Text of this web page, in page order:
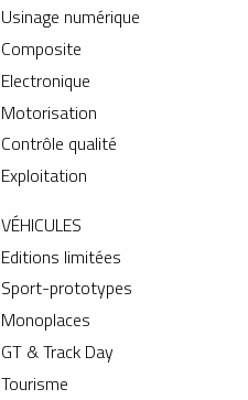
Usinage numérique
Composite
Electronique
Motorisation
Contrôle qualité
Exploitation
VÉHICULES
Editions limitées
Sport-prototypes
Monoplaces
GT & Track Day
Tourisme